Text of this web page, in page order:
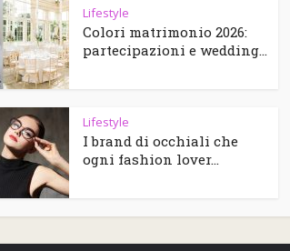
Lifestyle
Colori matrimonio 2026:
partecipazioni e wedding...
Lifestyle
I brand di occhiali che
ogni fashion lover...